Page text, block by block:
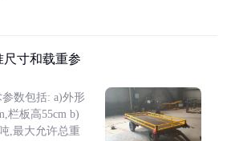
尺寸和载重参
数包括: a)外形
栏板高55cm b)
,最大允许总重